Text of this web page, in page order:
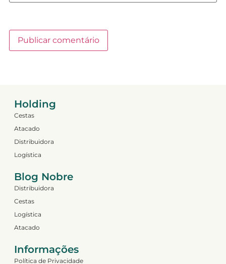
Holding
Cestas
Atacado
Distribuidora
Logística
Blog Nobre
Distribuidora
Cestas
Logística
Atacado
Informações
Política de Privacidade